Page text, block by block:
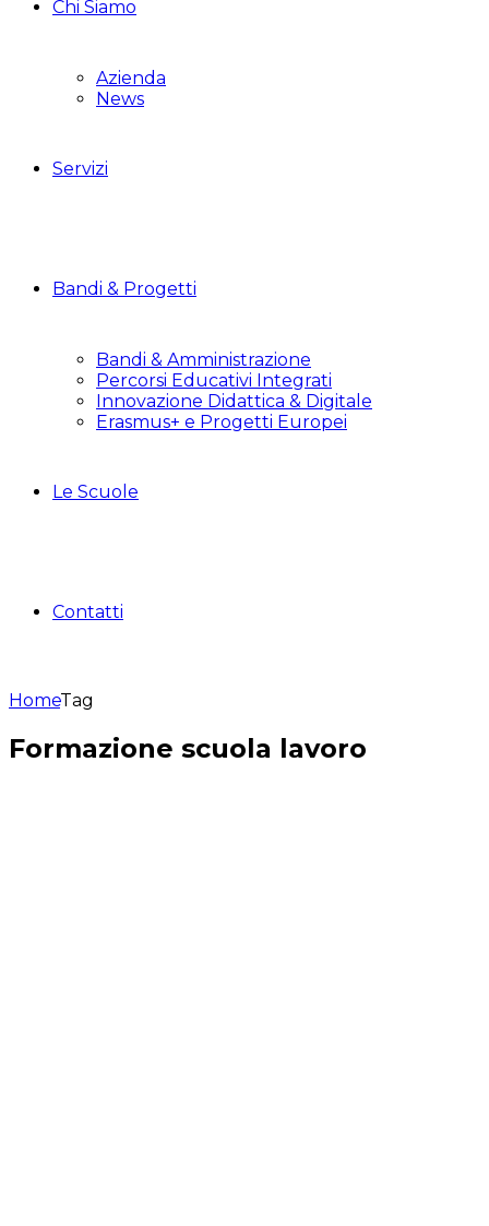
Chi Siamo
Azienda
News
Servizi
Bandi & Progetti
Bandi & Amministrazione
Percorsi Educativi Integrati
Innovazione Didattica & Digitale
Erasmus+ e Progetti Europei
Le Scuole
Contatti
HomeTag
Formazione scuola lavoro